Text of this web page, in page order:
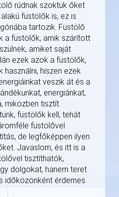
rúdnak szoktuk őket
füstölők is, ez is
tartozik. Füstölő
a füstölők, amik szárított
amiket saját
ezek azok a füstölők,
használni, hiszen ezek
veszik át és a
energiánkat,
miközben tisztít.
füstölők kell, tehát
füstölővel
de legfőképpen ilyen
Javaslom, és itt is a
tisztíthatók,
dolgokat, hanem teret
időközönként érdemes